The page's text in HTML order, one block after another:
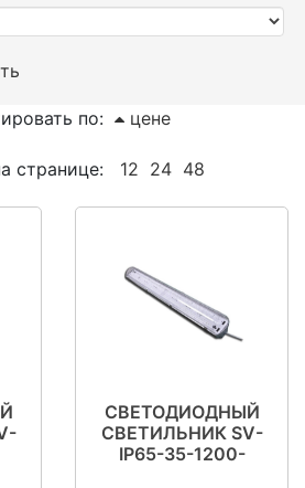
по: цене
странице: 12 24 48
СВЕТОДИОДНЫЙ
СВЕТИЛЬНИК SV-
IP65-35-1200-